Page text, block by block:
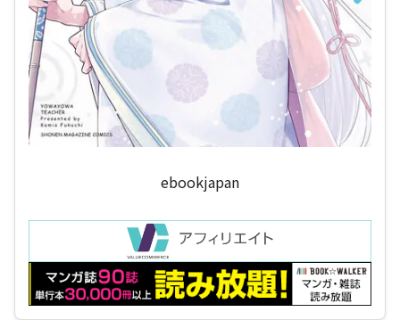
ebookjapan